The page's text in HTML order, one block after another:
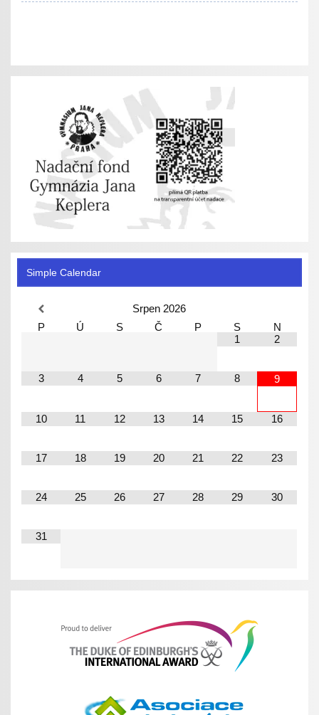
Simple Calendar
Srpen 2026
P
Ú S Č P S
N
1
2
3 4 5 6 7 8 9
10 11 12 13 14 15 16
17 18 19 20 21 22 23
24 25 26 27 28 29 30
31